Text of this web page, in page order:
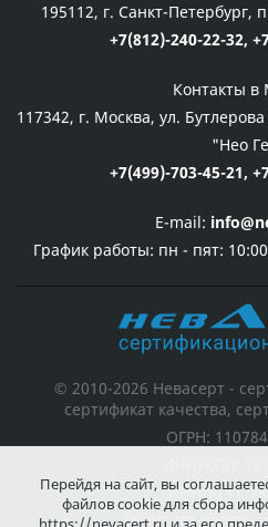
195112, г. Санкт-
+7(812)-240-22-32,
Контакты в
117342, г. Москва, ул.
"Нео
+7(499)-703-45-21,
E-mail:
График работы: пн - пят:
© 2010-2026 Невасерт -
сертификат качества,
ОГРН:
ИНН/КПП:
Политика
Перейдя на сайт, вы
файлов cookie для сбора